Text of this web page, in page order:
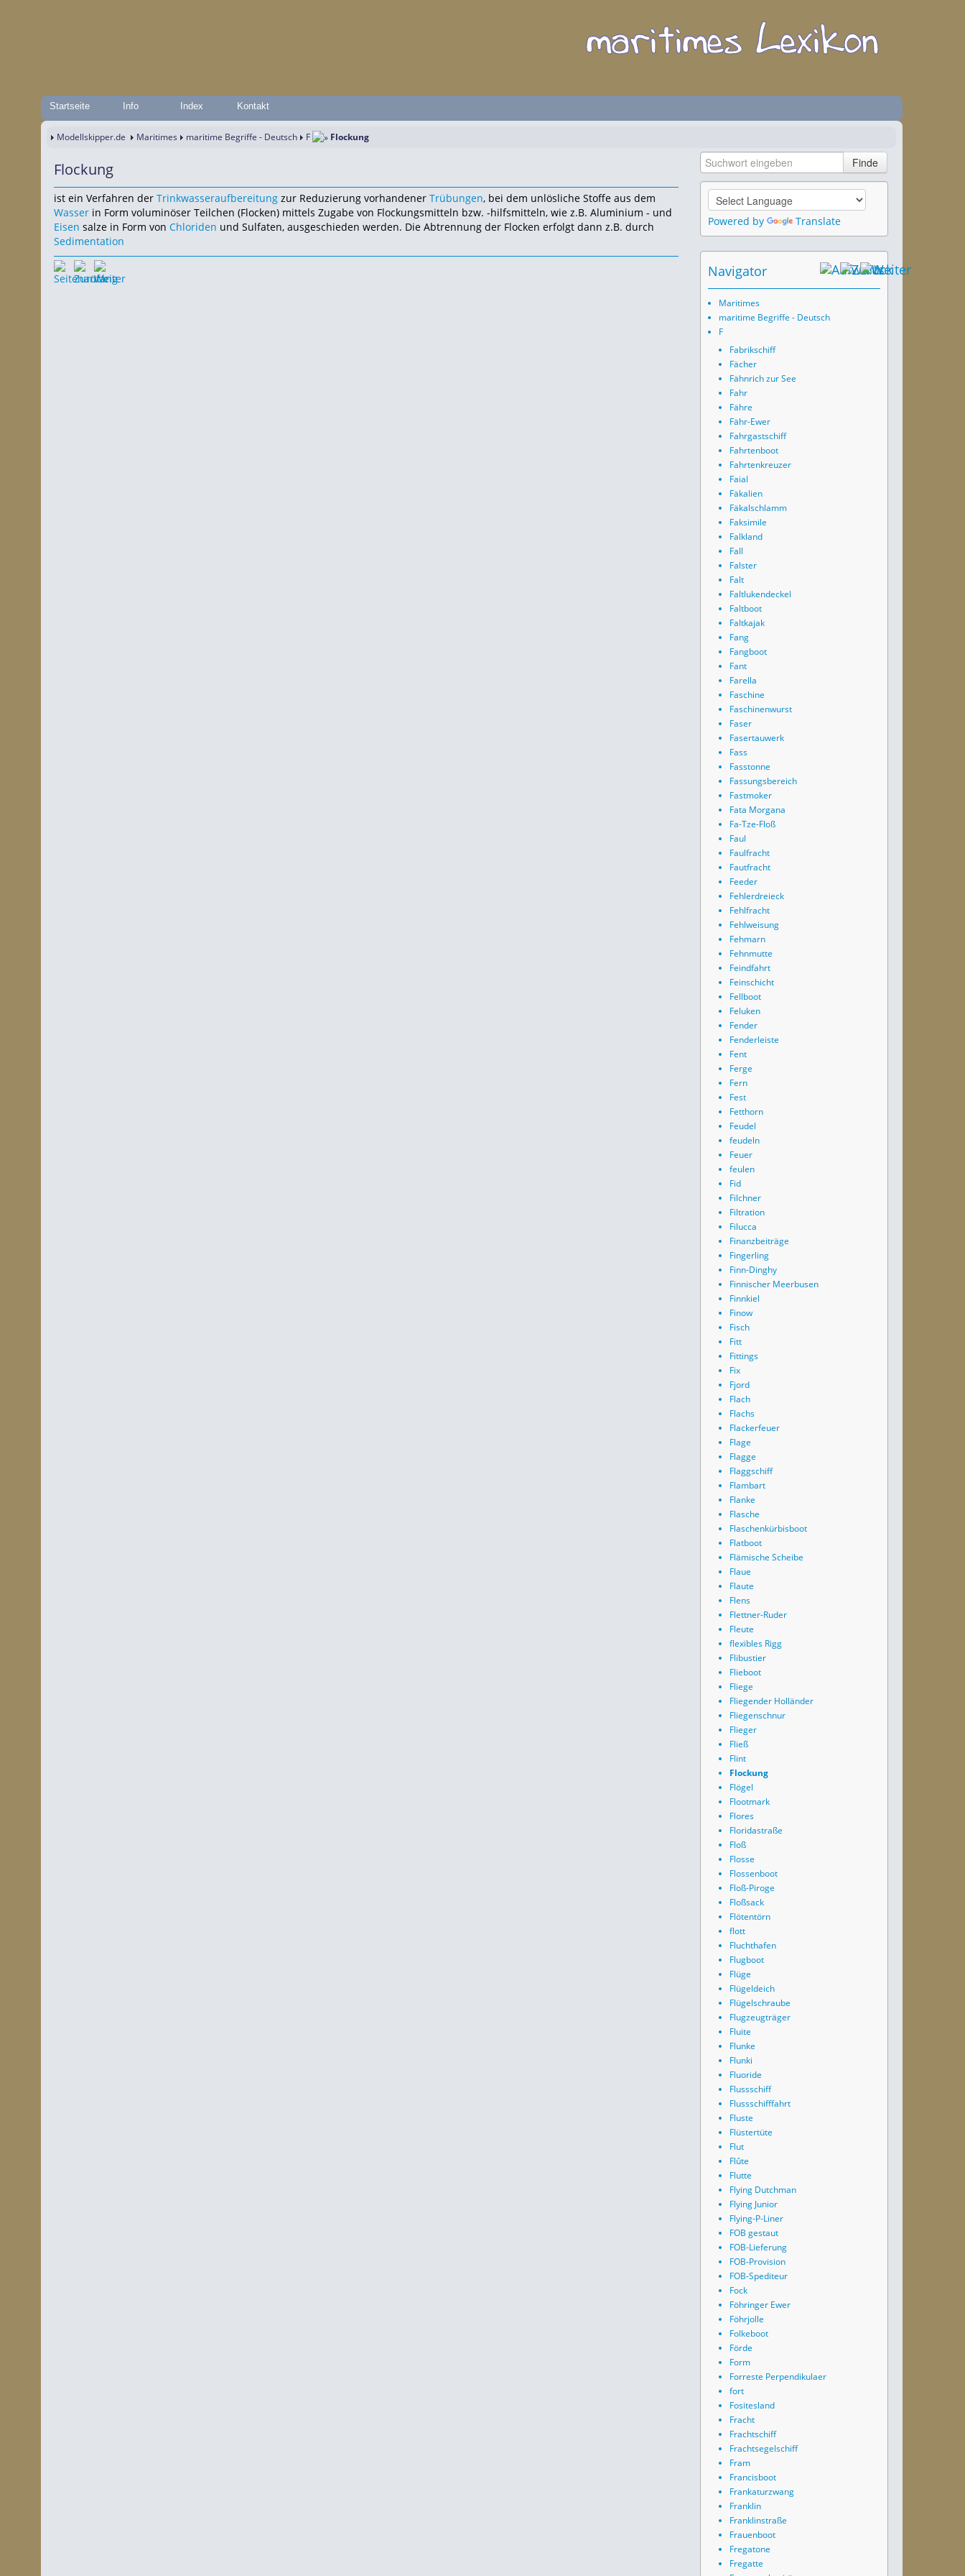
Startseite Info Index Kontakt
Modellskipper.de Maritimes maritime Begriffe - Deutsch F Flockung
Flockung
ist ein Verfahren der Trinkwasseraufbereitung zur Reduzierung vorhandener Trübungen, bei dem unlösliche Stoffe aus dem
Wasser in Form voluminöser Teilchen (Flocken) mittels Zugabe von Flockungsmitteln bzw. -hilfsmitteln, wie z.B. Aluminium - und
Eisen salze in Form von Chloriden und Sulfaten, ausgeschieden werden. Die Abtrennung der Flocken erfolgt dann z.B. durch
Sedimentation
Powered by Translate
Navigator
Maritimes
maritime Begriffe - Deutsch
F
Fabrikschiff
Fächer
Fähnrich zur See
Fahr
Fähre
Fähr-Ewer
Fahrgastschiff
Fahrtenboot
Fahrtenkreuzer
Faial
Fäkalien
Fäkalschlamm
Faksimile
Falkland
Fall
Falster
Falt
Faltlukendeckel
Faltboot
Faltkajak
Fang
Fangboot
Fant
Farella
Faschine
Faschinenwurst
Faser
Fasertauwerk
Fass
Fasstonne
Fassungsbereich
Fastmoker
Fata Morgana
Fa-Tze-Floß
Faul
Faulfracht
Fautfracht
Feeder
Fehlerdreieck
Fehlfracht
Fehlweisung
Fehmarn
Fehnmutte
Feindfahrt
Feinschicht
Fellboot
Feluken
Fender
Fenderleiste
Fent
Ferge
Fern
Fest
Fetthorn
Feudel
feudeln
Feuer
feulen
Fid
Filchner
Filtration
Filucca
Finanzbeiträge
Fingerling
Finn-Dinghy
Finnischer Meerbusen
Finnkiel
Finow
Fisch
Fitt
Fittings
Fix
Fjord
Flach
Flachs
Flackerfeuer
Flage
Flagge
Flaggschiff
Flambart
Flanke
Flasche
Flaschenkürbisboot
Flatboot
Flämische Scheibe
Flaue
Flaute
Flens
Flettner-Ruder
Fleute
flexibles Rigg
Flibustier
Flieboot
Fliege
Fliegender Holländer
Fliegenschnur
Flieger
Fließ
Flint
Flockung
Flögel
Flootmark
Flores
Floridastraße
Floß
Flosse
Flossenboot
Floß-Piroge
Floßsack
Flötentörn
flott
Fluchthafen
Flugboot
Flüge
Flügeldeich
Flügelschraube
Flugzeugträger
Fluite
Flunke
Flunki
Fluoride
Flussschiff
Flussschifffahrt
Fluste
Flüstertüte
Flut
Flûte
Flutte
Flying Dutchman
Flying Junior
Flying-P-Liner
FOB gestaut
FOB-Lieferung
FOB-Provision
FOB-Spediteur
Fock
Föhringer Ewer
Föhrjolle
Folkeboot
Förde
Form
Forreste Perpendikulaer
fort
Fositesland
Fracht
Frachtschiff
Frachtsegelschiff
Fram
Francisboot
Frankaturzwang
Franklin
Franklinstraße
Frauenboot
Fregatone
Fregatte